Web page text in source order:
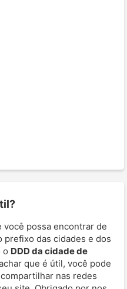
você possa encontrar de
prefixo das cidades e dos
o DDD da cidade de
que é útil, você pode
nas redes